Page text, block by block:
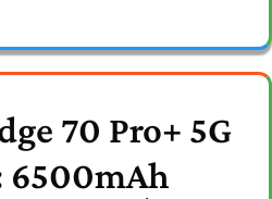
70 Pro+ 5G
6500mAh